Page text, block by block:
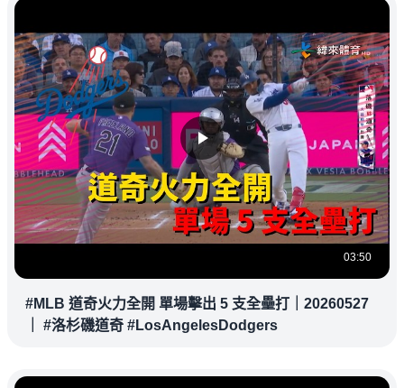
03:50
#MLB 道奇火力全開 單場擊出 5 支全壘打｜20260527
｜ #洛杉磯道奇 #LosAngelesDodgers